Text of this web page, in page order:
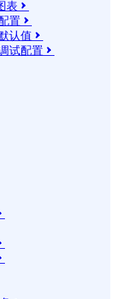
表 
置 
认值 
试配置 